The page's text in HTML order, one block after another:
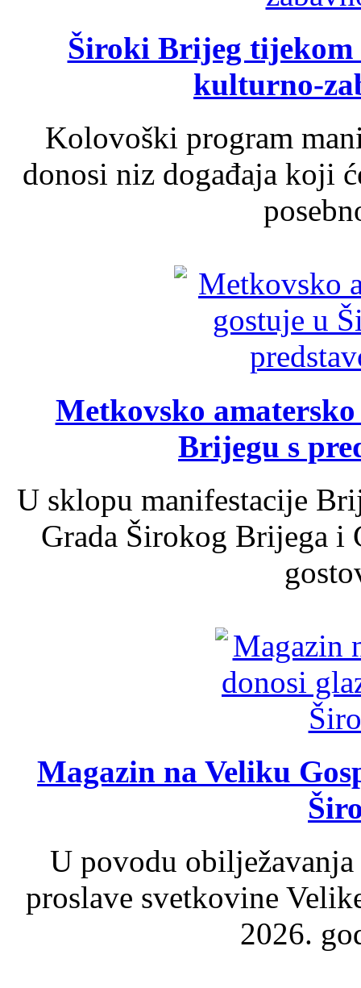
Široki Brijeg tijekom
kulturno-
Kolovoški program
donosi niz događaja koji
Metkovsko
Brijegu s
U sklopu manifestacije
Grada Širokog Brijega
Magazin na Veliku
U povodu
proslave svetkovine
2026.